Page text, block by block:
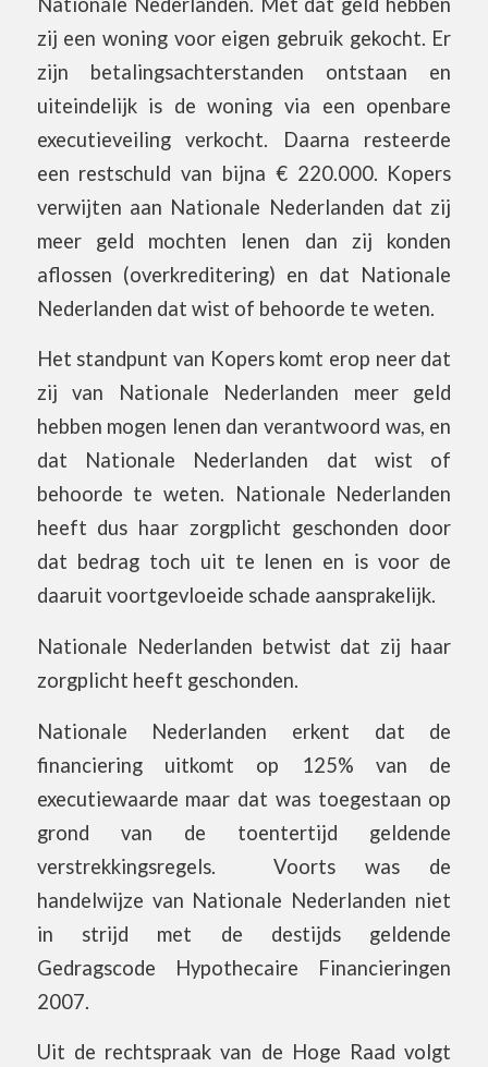
zij een woning voor eigen gebruik gekocht. Er
zijn betalingsachterstanden ontstaan en
uiteindelijk is de woning via een openbare
executieveiling verkocht. Daarna resteerde
een restschuld van bijna € 220.000. Kopers
verwijten aan Nationale Nederlanden dat zij
meer geld mochten lenen dan zij konden
aflossen (overkreditering) en dat Nationale
Nederlanden dat wist of behoorde te weten.
Het standpunt van Kopers komt erop neer dat
zij van Nationale Nederlanden meer geld
hebben mogen lenen dan verantwoord was, en
dat Nationale Nederlanden dat wist of
behoorde te weten. Nationale Nederlanden
heeft dus haar zorgplicht geschonden door
dat bedrag toch uit te lenen en is voor de
daaruit voortgevloeide schade aansprakelijk.
Nationale Nederlanden betwist dat zij haar
zorgplicht heeft geschonden.
Nationale Nederlanden erkent dat de
financiering uitkomt op 125% van de
executiewaarde maar dat was toegestaan op
grond van de toentertijd geldende
verstrekkingsregels. Voorts was de
handelwijze van Nationale Nederlanden niet
in strijd met de destijds geldende
Gedragscode Hypothecaire Financieringen
2007.
Uit de rechtspraak van de Hoge Raad volgt